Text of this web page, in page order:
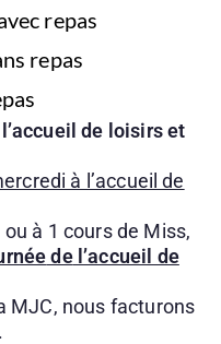
repas
repas
de loisirs et
à l’accueil de
à 1 cours de Miss,
del’accueil de
MJC, nous facturons